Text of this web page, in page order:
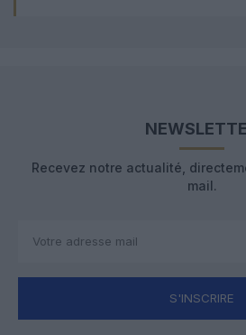
Recevez notre actualité,
mail.
S'INSCRIRE